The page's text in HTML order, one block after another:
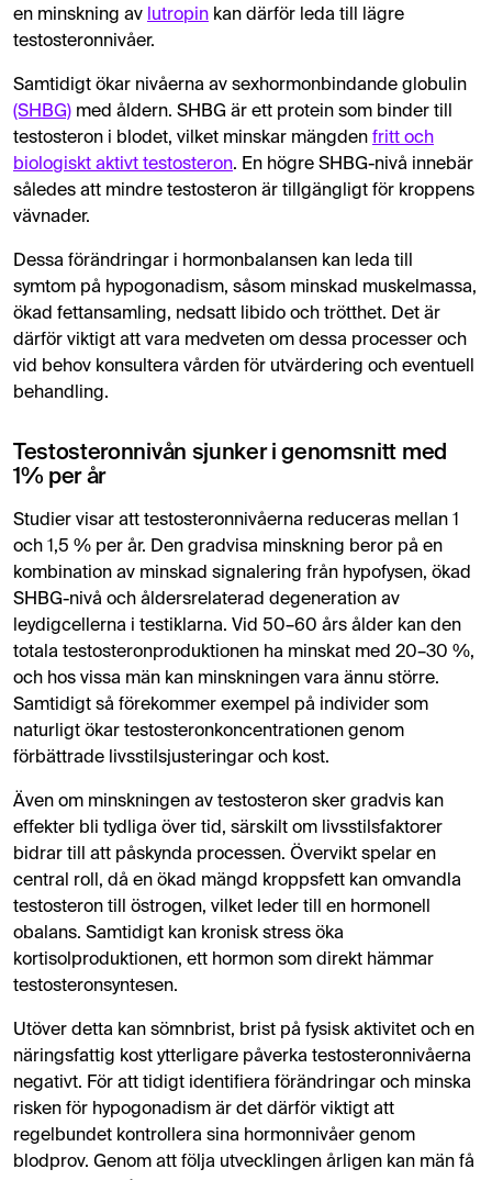
en minskning av lutropin kan därför leda till lägre
testosteronnivåer.
Samtidigt ökar nivåerna av sexhormonbindande globulin
(SHBG) med åldern. SHBG är ett protein som binder till
testosteron i blodet, vilket minskar mängden fritt och
biologiskt aktivt testosteron. En högre SHBG-nivå innebär
således att mindre testosteron är tillgängligt för kroppens
vävnader.
Dessa förändringar i hormonbalansen kan leda till
symtom på hypogonadism, såsom minskad muskelmassa,
ökad fettansamling, nedsatt libido och trötthet. Det är
därför viktigt att vara medveten om dessa processer och
vid behov konsultera vården för utvärdering och eventuell
behandling.
Testosteronnivån sjunker i genomsnitt med
1% per år
Studier visar att testosteronnivåerna reduceras mellan 1
och 1,5 % per år. Den gradvisa minskning beror på en
kombination av minskad signalering från hypofysen, ökad
SHBG-nivå och åldersrelaterad degeneration av
leydigcellerna i testiklarna. Vid 50–60 års ålder kan den
totala testosteronproduktionen ha minskat med 20–30 %,
och hos vissa män kan minskningen vara ännu större.
Samtidigt så förekommer exempel på individer som
naturligt ökar testosteronkoncentrationen genom
förbättrade livsstilsjusteringar och kost.
Även om minskningen av testosteron sker gradvis kan
effekter bli tydliga över tid, särskilt om livsstilsfaktorer
bidrar till att påskynda processen. Övervikt spelar en
central roll, då en ökad mängd kroppsfett kan omvandla
testosteron till östrogen, vilket leder till en hormonell
obalans. Samtidigt kan kronisk stress öka
kortisolproduktionen, ett hormon som direkt hämmar
testosteronsyntesen.
Utöver detta kan sömnbrist, brist på fysisk aktivitet och en
näringsfattig kost ytterligare påverka testosteronnivåerna
negativt. För att tidigt identifiera förändringar och minska
risken för hypogonadism är det därför viktigt att
regelbundet kontrollera sina hormonnivåer genom
blodprov. Genom att följa utvecklingen årligen kan män få